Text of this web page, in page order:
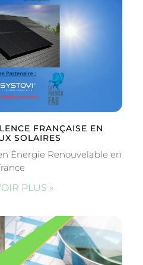
FRANÇAISE EN
SOLAIRES
Énergie Renouvelable en
PLUS »